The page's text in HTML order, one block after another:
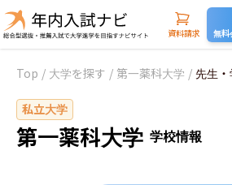
資料請求 無料
Top / 大学を探す / 第一薬科大学 / 先生
私立大学
第一薬科大学 学校情報